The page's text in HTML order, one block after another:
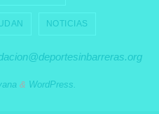
NOTICIAS
& WordPress.